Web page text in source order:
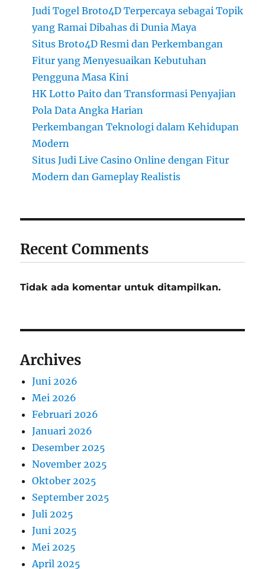
Judi Togel Broto4D Terpercaya sebagai Topik
yang Ramai Dibahas di Dunia Maya
Situs Broto4D Resmi dan Perkembangan
Fitur yang Menyesuaikan Kebutuhan
Pengguna Masa Kini
HK Lotto Paito dan Transformasi Penyajian
Pola Data Angka Harian
Perkembangan Teknologi dalam Kehidupan
Modern
Situs Judi Live Casino Online dengan Fitur
Modern dan Gameplay Realistis
Recent Comments
Tidak ada komentar untuk ditampilkan.
Archives
Juni 2026
Mei 2026
Februari 2026
Januari 2026
Desember 2025
November 2025
Oktober 2025
September 2025
Juli 2025
Juni 2025
Mei 2025
April 2025